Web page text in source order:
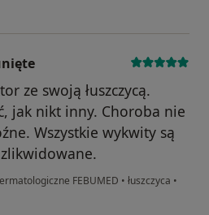
ze swoją łuszczycą.
jak nikt inny. Choroba nie
Wszystkie wykwity są
FEBUMED • łuszczyca •
usunięte